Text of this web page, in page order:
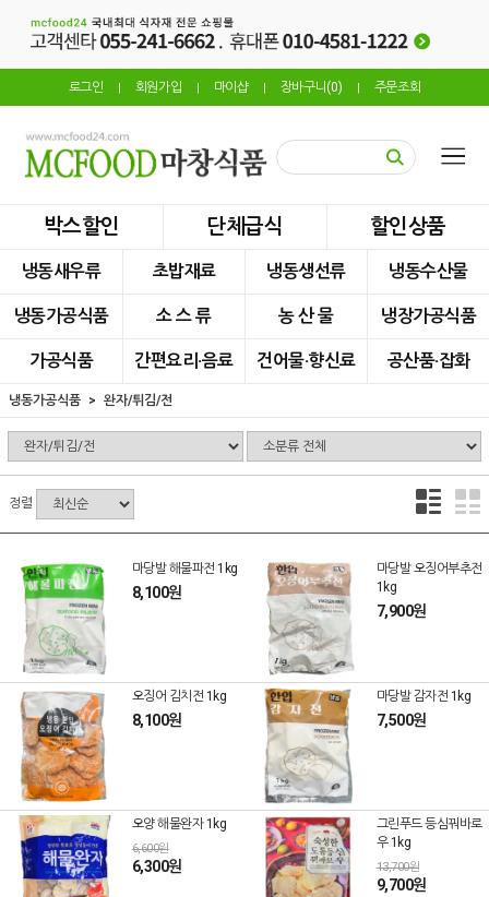
로그인 회원가입 마이샵 장바구니(0) 주문조회
박스할인 단체급식 할인상품
냉동새우류 초밥재료 냉동생선류 냉동수산물
냉동가공식품 소 스 류 농 산 물 냉장가공식품
가공식품 간편요리·음료 건어물·향신료 공산품·잡화
냉동가공식품 완자/튀김/전
정렬
마당발 해물파전 1kg
8,100원
마당발 오징어부추전
1kg
7,900원
오징어 김치전 1kg
8,100원
마당발 감자전 1kg
7,500원
오양 해물완자 1kg
6,600원
6,300원
그린푸드 등심꿔바로
우 1kg
13,700원
9,700원